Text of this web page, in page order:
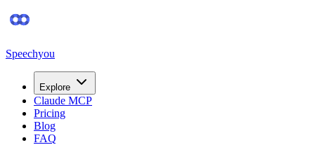
Speechyou
Explore
Claude MCP
Pricing
Blog
FAQ